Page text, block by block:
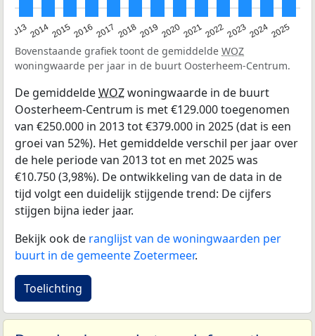
20132014201520162017 20182019 202020212022202320242025
Bovenstaande grafiek toont de gemiddelde WOZ
woningwaarde per jaar in de buurt Oosterheem-Centrum.
De gemiddeldeWOZwoningwaarde in de buurt
Oosterheem-Centrum is met €129.000 toegenomen
van €250.000 in 2013 tot €379.000 in 2025 (dat is een
groei van 52%). Het gemiddelde verschil per jaar over
de hele periode van 2013 tot en met 2025 was
€10.750 (3,98%). De ontwikkeling van de data in de
tijd volgt een duidelijk stijgende trend: De cijfers
stijgen bijna ieder jaar.
Bekijk ook de ranglijst van de woningwaarden per
buurt in de gemeente Zoetermeer.
Toelichting